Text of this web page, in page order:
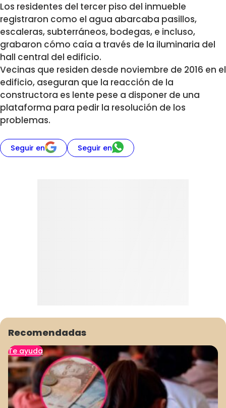
Los residentes del tercer piso del inmueble
registraron como el agua abarcaba pasillos,
escaleras, subterráneos, bodegas, e incluso,
grabaron cómo caía a través de la iluminaria del
hall central del edificio.
Vecinas que residen desde noviembre de 2016 en el
edificio, aseguran que la reacción de la
constructora es lente pese a disponer de una
plataforma para pedir la resolución de los
problemas.
Seguir en Seguir en
Recomendadas
Te ayuda